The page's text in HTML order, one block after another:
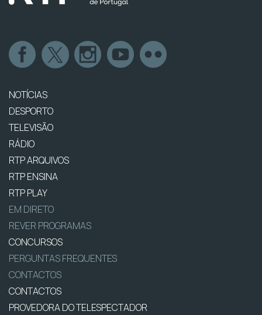
NOTÍCIAS
DESPORTO
TELEVISÃO
RÁDIO
RTP ARQUIVOS
RTP ENSINA
RTP PLAY
EM DIRETO
REVER PROGRAMAS
CONCURSOS
PERGUNTAS FREQUENTES
CONTACTOS
CONTACTOS
PROVEDORA DO TELESPECTADOR